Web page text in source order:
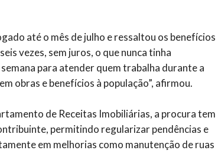
até o mês de julho e ressaltou os benefícios
vezes, sem juros, o que nunca tinha
para atender quem trabalha durante a
obras e benefícios à população”, afirmou.
de Receitas Imobiliárias, a procura tem
permitindo regularizar pendências e
em melhorias como manutenção de ruas